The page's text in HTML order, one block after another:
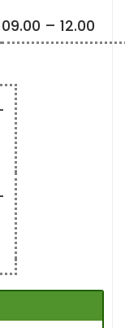
09.00 – 12.00